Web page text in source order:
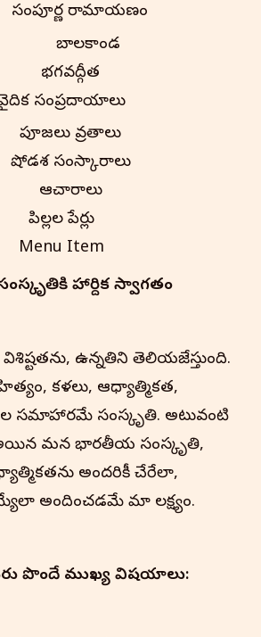
సంపూర్ణ రామాయణం
బాలకాండ
భగవద్గీత
సంప్రదాయాలు
పూజలు వ్రతాలు
షోడశ సంస్కారాలు
ఆచారాలు
పిల్లల పేర్లు
Menu Item
హార్దిక స్వాగతం
ఉన్నతిని తెలియజేస్తుంది.
కళలు, ఆధ్యాత్మికత,
సమాహారమే సంస్కృతి. అటువంటి
మన భారతీయ సంస్కృతి,
అందరికీ చేరేలా,
అందించడమే మా లక్ష్యం.
పొందే ముఖ్య విషయాలు: